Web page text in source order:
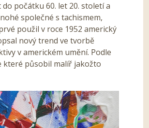
počátku 60. let 20. století a
společné s tachismem,
použil v roce 1952 americký
nový trend ve tvorbě
v americkém umění. Podle
které působil malíř jakožto